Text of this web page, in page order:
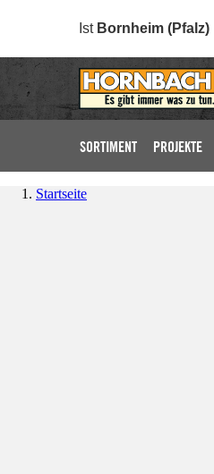
Ist Bornheim (Pfalz)
SORTIMENT PROJEKTE
Startseite